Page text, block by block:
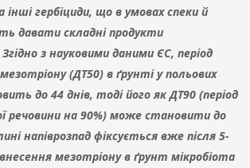
гербіциди, що в умовах спеки й
давати складні продукти
з науковими даними ЄС, період
(ДТ50) в ґрунті у польових
до 44 днів, тоді його як ДТ90 (період
речовини на 90%) може становити до
напіврозпад фіксується вже після 5-
мезотріону в ґрунт мікробіота